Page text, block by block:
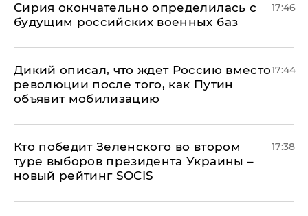
Сирия окончательно определилась с
будущим российских военных баз
17:46
Дикий описал, что ждет Россию вместо
революции после того, как Путин
объявит мобилизацию
17:44
Кто победит Зеленского во втором
туре выборов президента Украины –
новый рейтинг SOCIS
17:38